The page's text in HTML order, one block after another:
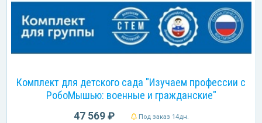
Комплект для детского сада "Изучаем профессии с
РобоМышью: военные и гражданские"
47 569 ₽ Под заказ 14дн.